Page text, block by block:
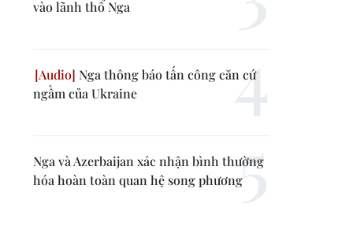
vào lãnh thổ Nga
Nga thông báo tấn công căn cứ
ngầm của Ukraine
Nga và Azerbaijan xác nhận bình thường
hóa hoàn toàn quan hệ song phương